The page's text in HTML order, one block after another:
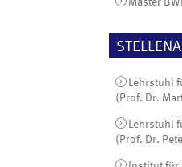
Master
Lehrstuhl
(Prof. Dr.
Lehrstuhl
(Prof. Dr.